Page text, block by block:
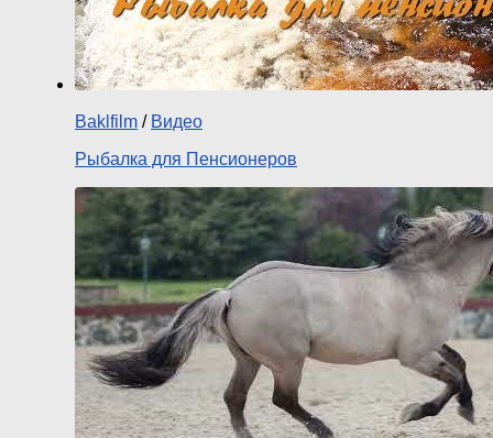
Baklfilm / Видео
Рыбалка для Пенсионеров